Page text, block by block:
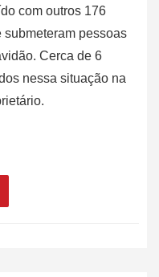
com outros 176
submeteram pessoas
Cerca de 6
nessa situação na